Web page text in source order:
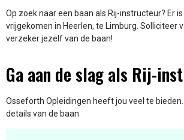
Op zoek naar een baan als Rij-instructeur? Er
vrijgekomen in Heerlen, te Limburg. Solliciteer
verzeker jezelf van de baan!
Ga aan de slag als Rij-
Osseforth Opleidingen heeft jou veel te
details van de baan